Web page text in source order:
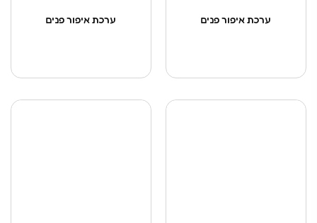
ערכת איפור פנים ערכת איפור פנים